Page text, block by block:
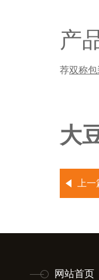
产
荐双称
大
上
网站首页